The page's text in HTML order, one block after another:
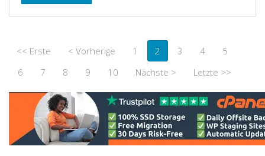
<< Erste < Vorherige 1 2 3 4
5
6
7 8 9 10 Nächste > Letzte >>